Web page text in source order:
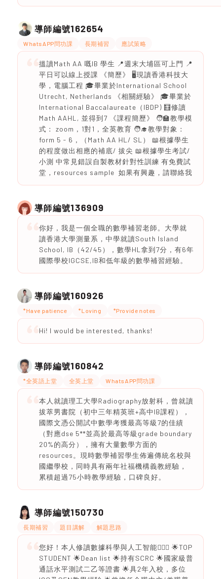
導師編號162654
WhatsAPP問功課 長期補習 應試策略
搵讀Math AA 嘅IB 學生 📍週末大埔區可上門 📍
平日可以線上授課 《簡歷》 🖥️現讀香港科技大
學，電腦工程 🎓畢業於International School
Utrecht, Netherlands 《相關經驗》 🎓畢業於
International Baccalaureate（IBDP) 🧮修讀
Math AAHL, 並得到7 《課程簡歷》 🧑‍🏫教學模
式： zoom，1對1，全英教育 🧑‍🎓教學對象：
form 5 - 6，（Math AA HL/ SL） 📖根據學生
的程度做出相應的補底/ 拔尖 📖根據學生考試/
小測 中常見錯誤自製教材針對性訓練 有免費試
堂，resources sample 如果有興趣，請聯絡我
導師編號136909
你好，我是一個全職的數學補習老師。大學就
讀香港大學測量系，中學就讀South Island
School, IB（42/45），數學HL拿到7分，有6年
國際學校IGCSE,IB和低年級的數學補習經驗。
導師編號160926
*Have patience *Loving *Provide notes
Hi! I would be interested, thanks!
導師編號160842
*全英語上堂 全英上堂 WhatsAPP問功課
本人就讀理工大學Radiography放射科，曾就讀
拔萃男書院（初中三年精英班+高中IB課程），
國際文憑公開試中數學考獲最高等級7的佳績
（對應dse 5**並高於最高等級grade boundary
20%的高分），擁有大量數學方面的
resources。現時數學補習學生佈遍傳統名校與
國繼學校，同時具有兩年社福機構義教經驗，
累積超過75小時教學經驗，口碑良好。
導師編號150730
長期補習 題目講解 解題思路
您好！本人修讀數據科學與人工智能🙆🏻‍♀️ 🌟TOP
STUDENT 🌟Dean list 🌟持有SCRC 🌟國家級普
通話水平測試二乙等證書 🌟具2年入校，多位